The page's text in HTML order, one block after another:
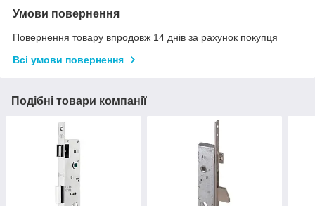
Умови повернення
Повернення товару впродовж 14 днів за рахунок покупця
Всі умови повернення
Подібні товари компанії